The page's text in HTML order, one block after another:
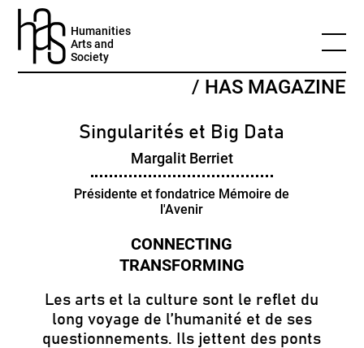
Humanities
Arts and
Society
/ HAS MAGAZINE
Singularités et Big Data
Margalit Berriet
Présidente et fondatrice Mémoire de
l'Avenir
Les arts et la culture sont le reflet du
long voyage de l’humanité et de ses
questionnements. Ils jettent des ponts